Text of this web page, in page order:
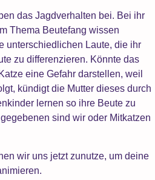
das Jagdverhalten bei. Bei ihr
Thema Beutefang wissen
unterschiedlichen Laute, die ihr
zu differenzieren. Könnte das
eine Gefahr darstellen, weil
kündigt die Mutter dieses durch
lernen so ihre Beute zu
sind wir oder Mitkatzen
wir uns jetzt zunutze, um deine